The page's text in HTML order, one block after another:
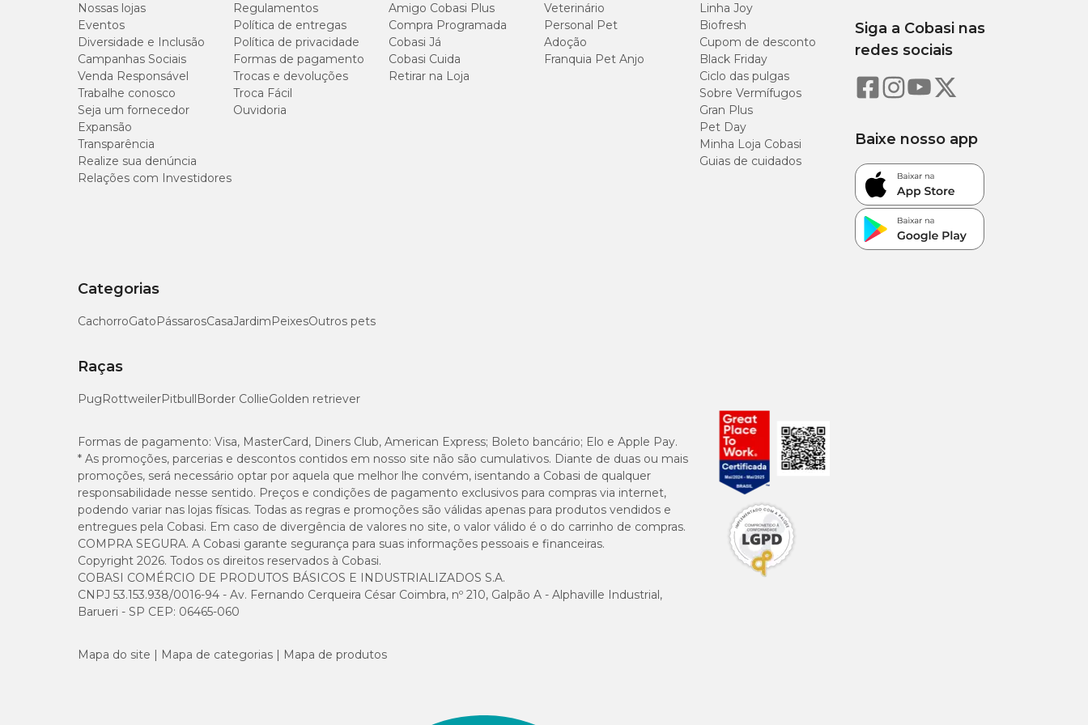
Gênero Unissex
**espécies doadoras do gene: agrobacterium tumefaciens, bacillus thuringiensis, streptomyces viridochromogenes, arabidopsis thaliana,
delftia acidovorans, pseudomonas fluorescens, zea mays, stenotrophomonas maltophilia, b.t. var azawai e kurstaqui, agrobacterium sp.
Contém milho e soja transgênicos.
Níveis de Garantia da Ração Pedigree Cães Adultos Raças Médias e Grandes
Umidade (máx.) 12%
Cálcio (máx.)
0,8%
Sódio (mín.) 2000 mg/kg
Potássio (mín.) 5000 mg/kg
Ômega 6 (mín.) 2,3%
Vitamina E (mín.) 35 UI/kg
Nossas lojas
Eventos
Diversidade e Inclusão
Campanhas Sociais
Venda Responsável
Trabalhe conosco
Seja um fornecedor
Expansão
Transparência
Realize sua denúncia
Relações com Investidores
Regulamentos
Política de entregas
Política de privacidade
Formas de pagamento
Trocas e devoluções
Troca Fácil
Ouvidoria
Amigo Cobasi Plus
Compra Programada
Cobasi Já
Cobasi Cuida
Retirar na Loja
Veterinário
Personal Pet
Adoção
Franquia Pet Anjo
Linha Joy
Biofresh
Cupom de desconto
Black Friday
Ciclo das pulgas
Sobre Vermífugos
Gran Plus
Pet Day
Minha Loja Cobasi
Guias de cuidados
Categorias
CachorroGatoPássarosCasaJardimPeixesOutros pets
Raças
PugRottweilerPitbullBorder CollieGolden retriever
Siga a Cobasi nas
redes sociais
Baixe nosso app
Formas de pagamento: Visa, MasterCard, Diners Club, American Express; Boleto bancário; Elo e Apple Pay.
* As promoções, parcerias e descontos contidos em nosso site não são cumulativos. Diante de duas ou mais
promoções, será necessário optar por aquela que melhor lhe convém, isentando a Cobasi de qualquer
responsabilidade nesse sentido. Preços e condições de pagamento exclusivos para compras via internet,
podendo variar nas lojas físicas. Todas as regras e promoções são válidas apenas para produtos vendidos e
entregues pela Cobasi. Em caso de divergência de valores no site, o valor válido é o do carrinho de compras.
COMPRA SEGURA. A Cobasi garante segurança para suas informações pessoais e financeiras.
Copyright 2026. Todos os direitos reservados à Cobasi.
COBASI COMÉRCIO DE PRODUTOS BÁSICOS E INDUSTRIALIZADOS S.A.
CNPJ 53.153.938/0016-94 - Av. Fernando Cerqueira César Coimbra, nº 210, Galpão A - Alphaville Industrial,
Barueri - SP CEP: 06465-060
Mapa do site Mapa de categorias Mapa de produtos